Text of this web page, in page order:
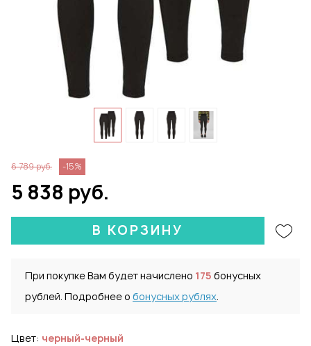
6 789 руб. -15%
5 838 руб.
В КОРЗИНУ
При покупке Вам будет начислено 175 бонусных
рублей. Подробнее о бонусных рублях.
Цвет: черный-черный